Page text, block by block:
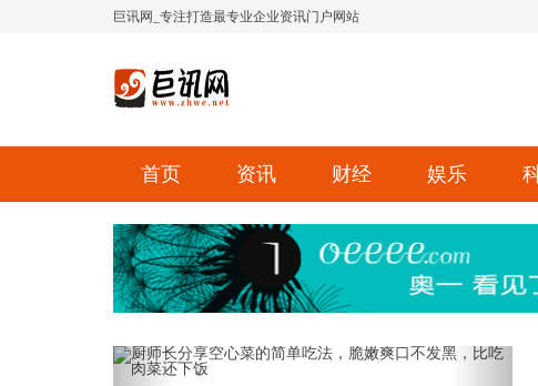
巨讯网_专注打造最专业企业资讯门户网站
首页 资讯 财经 娱乐
Previous Next